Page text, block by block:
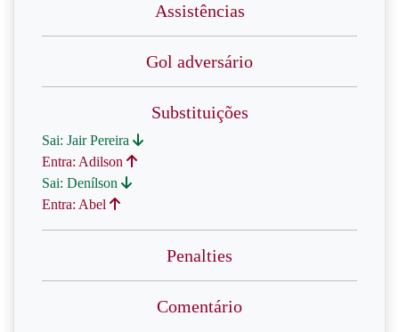
Assistências
Gol adversário
Substituições
Sai: Jair Pereira
Entra: Adilson
Sai: Denílson
Entra: Abel
Penalties
Comentário